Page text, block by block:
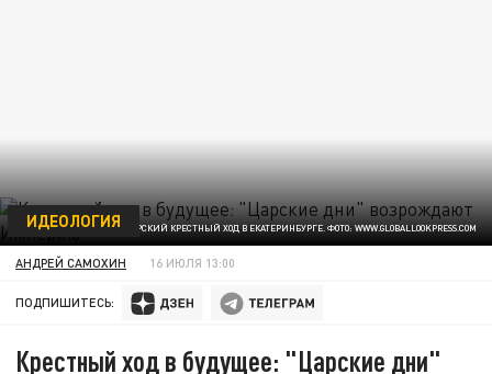
ЦАРСКИЙ КРЕСТНЫЙ ХОД В ЕКАТЕРИНБУРГЕ. ФОТО: WWW.GLOBALLOOKPRESS.COM
ИДЕОЛОГИЯ
АНДРЕЙ САМОХИН 16 ИЮЛЯ 13:00
ПОДПИШИТЕСЬ:
Крестный ход в будущее: "Царские дни"